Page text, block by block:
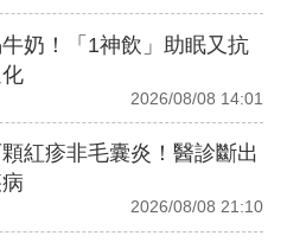
奶！「1神飲」助眠又抗
2026/08/08 14:01
紅疹非毛囊炎！醫診斷出
2026/08/08 21:10